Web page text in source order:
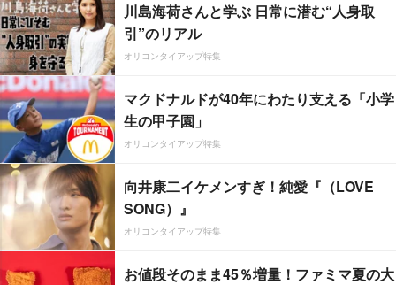
川島海荷さんと学ぶ 日常に潜む“人身取
引”のリアル
オリコンタイアップ特集
マクドナルドが40年にわたり支える「小学
生の甲子園」
オリコンタイアップ特集
向井康二イケメンすぎ！純愛『（LOVE
SONG）』
オリコンタイアップ特集
お値段そのまま45％増量！ファミマ夏の大